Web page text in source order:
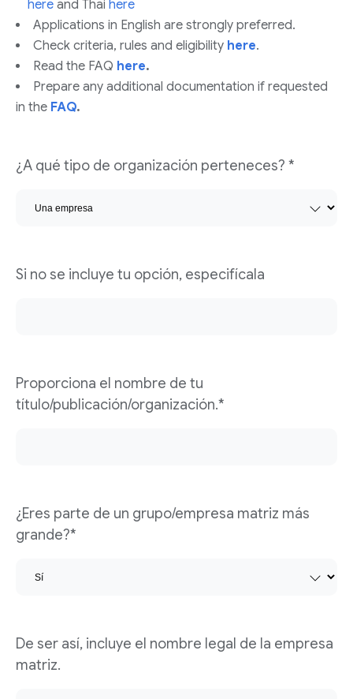
here and Thai here
Applications in English are strongly preferred.
Check criteria, rules and eligibility here.
Read the FAQ here.
Prepare any additional documentation if requested
in the FAQ.
¿A qué tipo de organización perteneces? *
Si no se incluye tu opción, especifícala
Proporciona el nombre de tu
título/publicación/organización.*
¿Eres parte de un grupo/empresa matriz más
grande?*
De ser así, incluye el nombre legal de la empresa
matriz.